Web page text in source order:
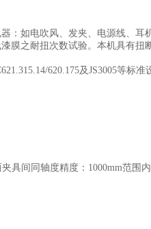
：如电吹风、发夹、电源线、
膜之耐扭次数试验。本机具有扭
620.175及JS3005等标准
具间同轴度精度：1000mm范围